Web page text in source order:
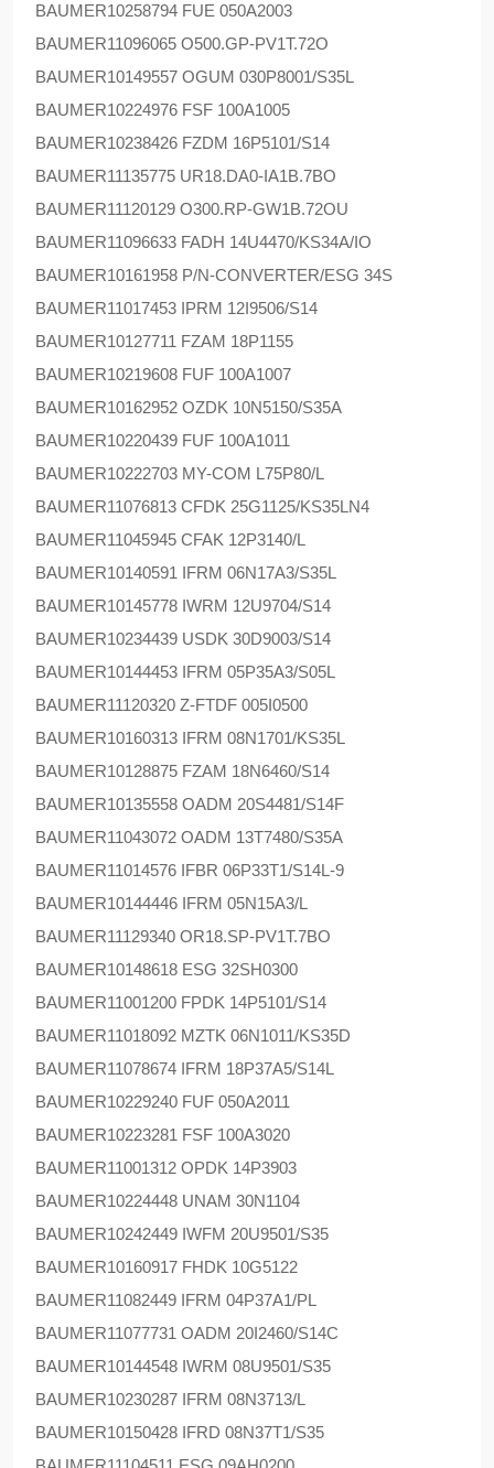
BAUMER10258794 FUE 050A2003
BAUMER11096065 O500.GP-PV1T.72O
BAUMER10149557 OGUM 030P8001/S35L
BAUMER10224976 FSF 100A1005
BAUMER10238426 FZDM 16P5101/S14
BAUMER11135775 UR18.DA0-IA1B.7BO
BAUMER11120129 O300.RP-GW1B.72OU
BAUMER11096633 FADH 14U4470/KS34A/IO
BAUMER10161958 P/N-CONVERTER/ESG 34S
BAUMER11017453 IPRM 12I9506/S14
BAUMER10127711 FZAM 18P1155
BAUMER10219608 FUF 100A1007
BAUMER10162952 OZDK 10N5150/S35A
BAUMER10220439 FUF 100A1011
BAUMER10222703 MY-COM L75P80/L
BAUMER11076813 CFDK 25G1125/KS35LN4
BAUMER11045945 CFAK 12P3140/L
BAUMER10140591 IFRM 06N17A3/S35L
BAUMER10145778 IWRM 12U9704/S14
BAUMER10234439 USDK 30D9003/S14
BAUMER10144453 IFRM 05P35A3/S05L
BAUMER11120320 Z-FTDF 005I0500
BAUMER10160313 IFRM 08N1701/KS35L
BAUMER10128875 FZAM 18N6460/S14
BAUMER10135558 OADM 20S4481/S14F
BAUMER11043072 OADM 13T7480/S35A
BAUMER11014576 IFBR 06P33T1/S14L-9
BAUMER10144446 IFRM 05N15A3/L
BAUMER11129340 OR18.SP-PV1T.7BO
BAUMER10148618 ESG 32SH0300
BAUMER11001200 FPDK 14P5101/S14
BAUMER11018092 MZTK 06N1011/KS35D
BAUMER11078674 IFRM 18P37A5/S14L
BAUMER10229240 FUF 050A2011
BAUMER10223281 FSF 100A3020
BAUMER11001312 OPDK 14P3903
BAUMER10224448 UNAM 30N1104
BAUMER10242449 IWFM 20U9501/S35
BAUMER10160917 FHDK 10G5122
BAUMER11082449 IFRM 04P37A1/PL
BAUMER11077731 OADM 20I2460/S14C
BAUMER10144548 IWRM 08U9501/S35
BAUMER10230287 IFRM 08N3713/L
BAUMER10150428 IFRD 08N37T1/S35